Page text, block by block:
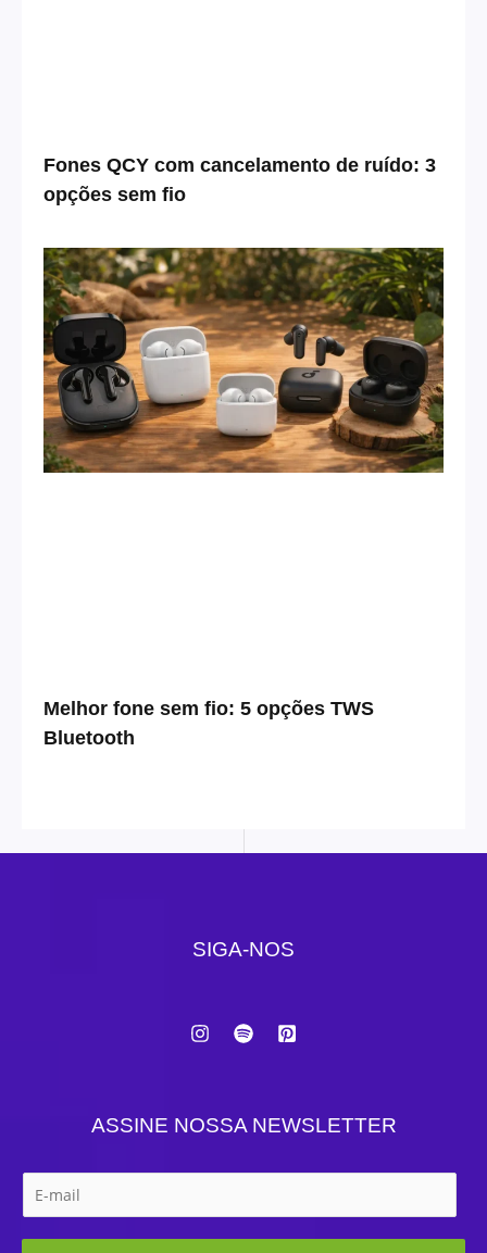
Fones QCY com cancelamento de ruído: 3
opções sem fio
Melhor fone sem fio: 5 opções TWS
Bluetooth
SIGA-NOS
ASSINE NOSSA NEWSLETTER